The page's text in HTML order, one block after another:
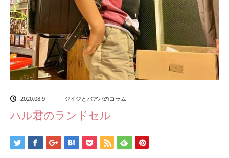
2020.08.9 ジイジとバアバのコラム
ハル君のランドセル